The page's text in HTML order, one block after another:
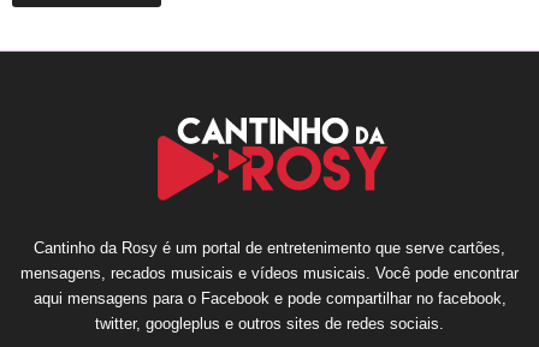
Cantinho da Rosy é um portal de entretenimento que serve cartões,
mensagens, recados musicais e vídeos musicais. Você pode encontrar
aqui mensagens para o Facebook e pode compartilhar no facebook,
twitter, googleplus e outros sites de redes sociais.